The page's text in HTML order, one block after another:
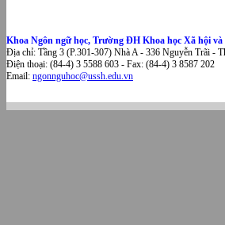
Khoa Ngôn ngữ học, Trường ĐH Khoa học Xã hội
Địa chỉ: Tầng 3 (P.301-307) Nhà A - 336 Nguyễn Trãi -
Điện thoại: (84-4) 3 5588 603 - Fax: (84-4) 3 8587 202
Email: ngonnguhoc@ussh.edu.vn